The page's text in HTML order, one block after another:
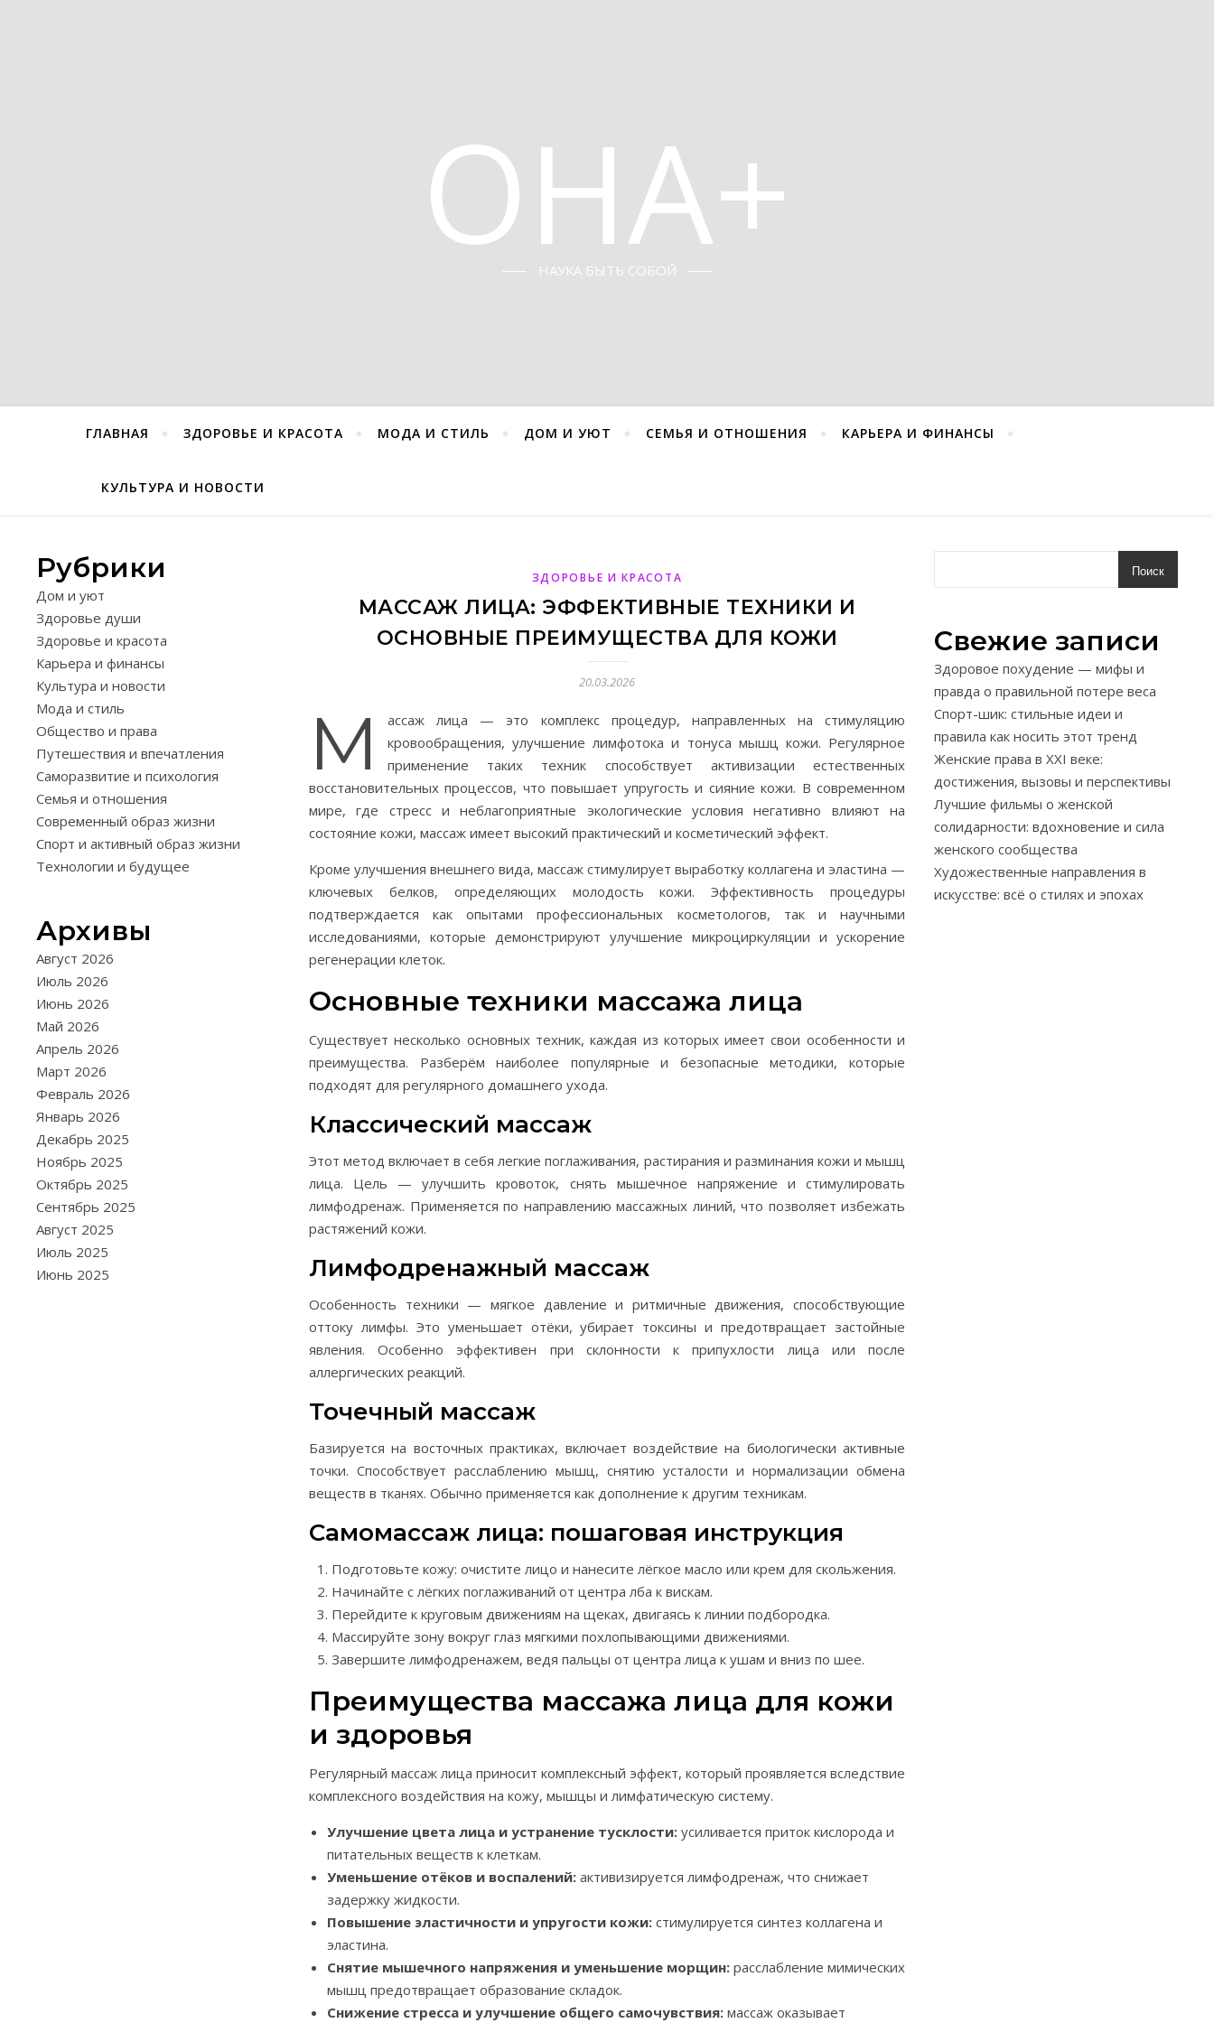
ОНА+
НАУКА БЫТЬ СОБОЙ
ГЛАВНАЯ ЗДОРОВЬЕ И КРАСОТА МОДА И СТИЛЬ ДОМ И УЮТ СЕМЬЯ И ОТНОШЕНИЯ КАРЬЕРА И ФИНАНСЫ
КУЛЬТУРА И НОВОСТИ
Рубрики
Дом и уют
Здоровье души
Здоровье и красота
Карьера и финансы
Культура и новости
Мода и стиль
Общество и права
Путешествия и впечатления
Саморазвитие и психология
Семья и отношения
Современный образ жизни
Спорт и активный образ жизни
Технологии и будущее
Архивы
Август 2026
Июль 2026
Июнь 2026
Май 2026
Апрель 2026
Март 2026
Февраль 2026
Январь 2026
Декабрь 2025
Ноябрь 2025
Октябрь 2025
Сентябрь 2025
Август 2025
Июль 2025
Июнь 2025
ЗДОРОВЬЕ И КРАСОТА
МАССАЖ ЛИЦА: ЭФФЕКТИВНЫЕ ТЕХНИКИ И
ОСНОВНЫЕ ПРЕИМУЩЕСТВА ДЛЯ КОЖИ
20.03.2026
М
ассаж лица — это комплекс процедур, направленных на стимуляцию
кровообращения, улучшение лимфотока и тонуса мышц кожи. Регулярное
применение таких техник способствует активизации естественных
восстановительных процессов, что повышает упругость и сияние кожи. В современном
мире, где стресс и неблагоприятные экологические условия негативно влияют на
состояние кожи, массаж имеет высокий практический и косметический эффект.
Кроме улучшения внешнего вида, массаж стимулирует выработку коллагена и эластина —
ключевых белков, определяющих молодость кожи. Эффективность процедуры
подтверждается как опытами профессиональных косметологов, так и научными
исследованиями, которые демонстрируют улучшение микроциркуляции и ускорение
регенерации клеток.
Основные техники массажа лица
Существует несколько основных техник, каждая из которых имеет свои особенности и
преимущества. Разберём наиболее популярные и безопасные методики, которые
подходят для регулярного домашнего ухода.
Классический массаж
Этот метод включает в себя легкие поглаживания, растирания и разминания кожи и мышц
лица. Цель — улучшить кровоток, снять мышечное напряжение и стимулировать
лимфодренаж. Применяется по направлению массажных линий, что позволяет избежать
растяжений кожи.
Лимфодренажный массаж
Особенность техники — мягкое давление и ритмичные движения, способствующие
оттоку лимфы. Это уменьшает отёки, убирает токсины и предотвращает застойные
явления. Особенно эффективен при склонности к припухлости лица или после
аллергических реакций.
Точечный массаж
Базируется на восточных практиках, включает воздействие на биологически активные
точки. Способствует расслаблению мышц, снятию усталости и нормализации обмена
веществ в тканях. Обычно применяется как дополнение к другим техникам.
Самомассаж лица: пошаговая инструкция
Подготовьте кожу: очистите лицо и нанесите лёгкое масло или крем для скольжения.
Начинайте с лёгких поглаживаний от центра лба к вискам.
Перейдите к круговым движениям на щеках, двигаясь к линии подбородка.
Массируйте зону вокруг глаз мягкими похлопывающими движениями.
Завершите лимфодренажем, ведя пальцы от центра лица к ушам и вниз по шее.
Преимущества массажа лица для кожи
и здоровья
Регулярный массаж лица приносит комплексный эффект, который проявляется вследствие
комплексного воздействия на кожу, мышцы и лимфатическую систему.
Улучшение цвета лица и устранение тусклости: усиливается приток кислорода и
питательных веществ к клеткам.
Уменьшение отёков и воспалений: активизируется лимфодренаж, что снижает
задержку жидкости.
Повышение эластичности и упругости кожи: стимулируется синтез коллагена и
эластина.
Снятие мышечного напряжения и уменьшение морщин: расслабление мимических
мышц предотвращает образование складок.
Снижение стресса и улучшение общего самочувствия: массаж оказывает
Поиск
Свежие записи
Здоровое похудение — мифы и
правда о правильной потере веса
Спорт-шик: стильные идеи и
правила как носить этот тренд
Женские права в XXI веке:
достижения, вызовы и перспективы
Лучшие фильмы о женской
солидарности: вдохновение и сила
женского сообщества
Художественные направления в
искусстве: всё о стилях и эпохах